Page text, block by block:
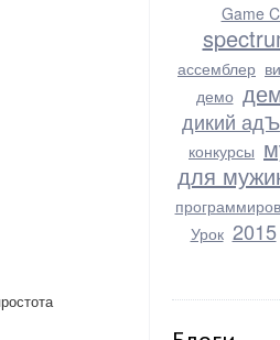
Game
ассемблер
демо
дикий адЪ
конкурсы
для
Урок 2015